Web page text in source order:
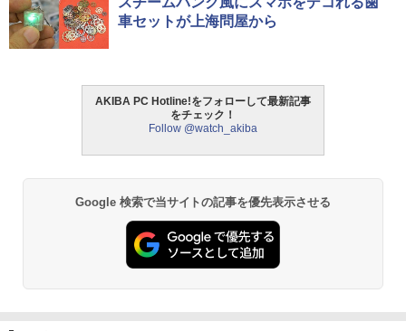
車セットが上海問屋から
AKIBA PC Hotline!をフォローして最新記事
をチェック！
Follow @watch_akiba
Google 検索で当サイトの記事を優先表示させる